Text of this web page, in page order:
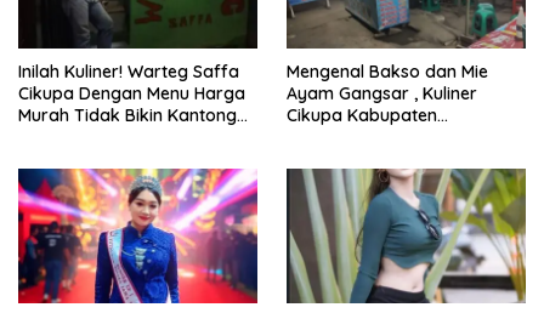
Inilah Kuliner! Warteg Saffa
Cikupa Dengan Menu Harga
Murah Tidak Bikin Kantong
Mengenal Bakso dan Mie
Ayam Gangsar , Kuliner
Cikupa Kabupaten